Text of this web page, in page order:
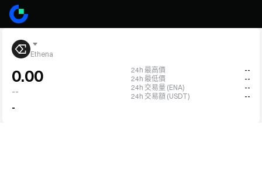
Ethena
0.00
--
-
24h 最高價
--
24h 最低價
--
24h 交易量 (ENA)
--
24h 交易額 (USDT)
--